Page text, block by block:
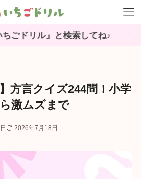
』と検索してね♪
】方言クイズ244問！小学
激ムズまで
2026年7月18日